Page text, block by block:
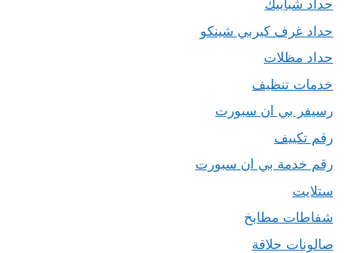
حداد شبابيك
حداد غرف كيربي شينكو
حداد مظلات
خدمات تنظيف
رسيفر بي ان سبورت
رقم تكييف
رقم خدمة بي ان سبورت
ستلايت
شفاطات مطابخ
صالونات حلاقة